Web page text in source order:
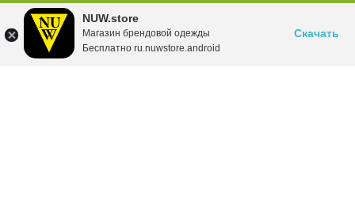
NUW.store
Магазин брендовой одежды
Бесплатно ru.nuwstore.android
Скачать